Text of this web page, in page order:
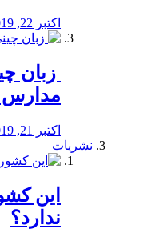
اکتبر 22, 2019
زبان
مدارس
اکتبر 21, 2019
نشریات
این
ندارد؟